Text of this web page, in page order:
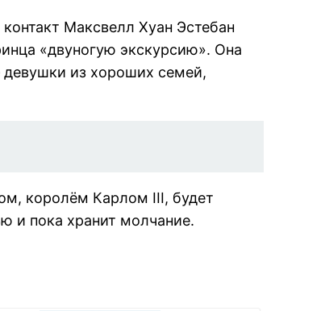
Максвелл Хуан Эстебан
«двуногую экскурсию». Она
из хороших семей,
королём Карлом III, будет
и пока хранит молчание.